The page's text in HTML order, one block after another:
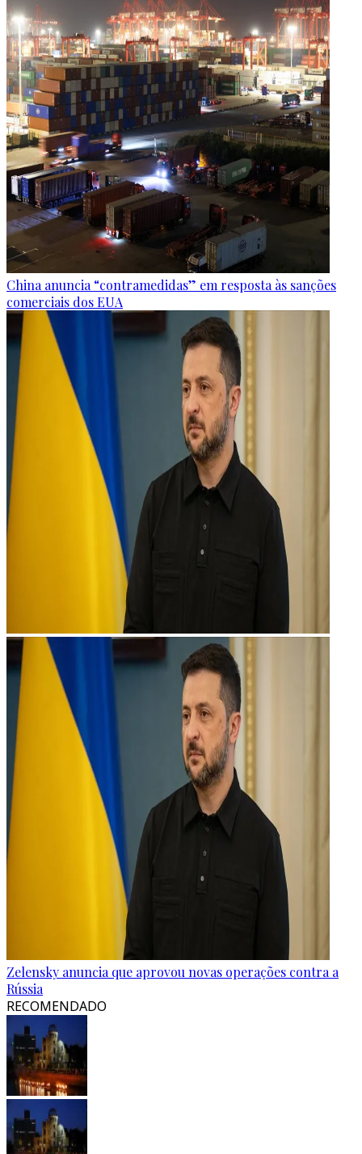
China anuncia “contramedidas” em resposta às sanções
comerciais dos EUA
Zelensky anuncia que aprovou novas operações contra a
Rússia
RECOMENDADO